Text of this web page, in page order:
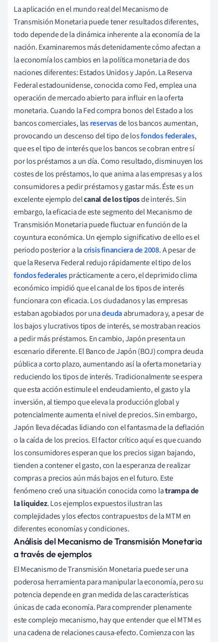
La aplicación en el mundo real del Mecanismo de
Transmisión Monetaria puede tener resultados diferentes,
todo depende de la dinámica inherente a la economía de la
nación. Examinaremos más detenidamente cómo afectan a
la economía los cambios en la política monetaria de dos
naciones diferentes: Estados Unidos y Japón. La Reserva
Federal estadounidense, conocida como Fed, emplea una
operación de mercado abierto para influir en la oferta
monetaria. Cuando la Fed compra bonos del Estado a los
bancos comerciales, lasreservasde los bancos aumentan,
provocando un descenso del tipo de losfondos federales,
que es el tipo de interés que los bancos se cobran entre sí
por los préstamos a un día. Como resultado, disminuyen los
costes de los préstamos, lo que anima a las empresas y a los
consumidores a pedir préstamos y gastar más. Éste es un
excelente ejemplo delcanal de los tiposde interés. Sin
embargo, la eficacia de este segmento del Mecanismo de
Transmisión Monetaria puede fluctuar en función de la
coyuntura económica. Un ejemplo significativo de ello es el
periodo posterior a lacrisis financiera de 2008. A pesar de
que la Reserva Federal redujo rápidamente el tipo de los
fondos federalesprácticamente a cero, el deprimido clima
económico impidió que el canal de los tipos de interés
funcionara con eficacia. Los ciudadanos y las empresas
estaban agobiados por unadeudaabrumadora y, a pesar de
los bajos y lucrativos tipos de interés, se mostraban reacios
a pedir más préstamos. En cambio, Japón presenta un
escenario diferente. El Banco de Japón (BOJ) compra deuda
pública a corto plazo, aumentando así la oferta monetaria y
reduciendo los tipos de interés. Tradicionalmente se espera
que esta acción estimule el endeudamiento, el gasto y la
inversión, al tiempo que eleva la producción global y
potencialmente aumenta el nivel de precios. Sin embargo,
Japón lleva décadas lidiando con el fantasma de la deflación
o la caída de los precios. El factor crítico aquí es que cuando
los consumidores esperan que los precios sigan bajando,
tienden a contener el gasto, con la esperanza de realizar
compras a precios aún más bajos en el futuro. Este
fenómeno creó una situación conocida como latrampa de
la liquidez. Los ejemplos expuestos ilustran las
complejidades y los efectos contrapuestos de la MTM en
diferentes economías y condiciones.
Análisis del Mecanismo de Transmisión Monetaria
a través de ejemplos
El Mecanismo de Transmisión Monetaria puede ser una
poderosa herramienta para manipular la economía, pero su
potencia depende en gran medida de las características
únicas de cada economía. Para comprender plenamente
este complejo mecanismo, hay que entender que el MTM es
una cadena de relaciones causa-efecto. Comienza con las